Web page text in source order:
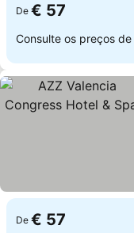
De € 57
Consulte os preços de
De € 57